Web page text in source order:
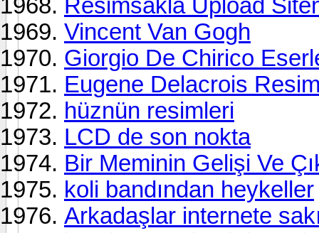
Resimsakla Upload
Vincent Van Gogh
Giorgio De Chirico
Eugene Delacrois
hüznün resimleri
LCD de son nokta
Bir Meminin Gelişi Ve
koli bandından heykeller
Arkadaşlar internete